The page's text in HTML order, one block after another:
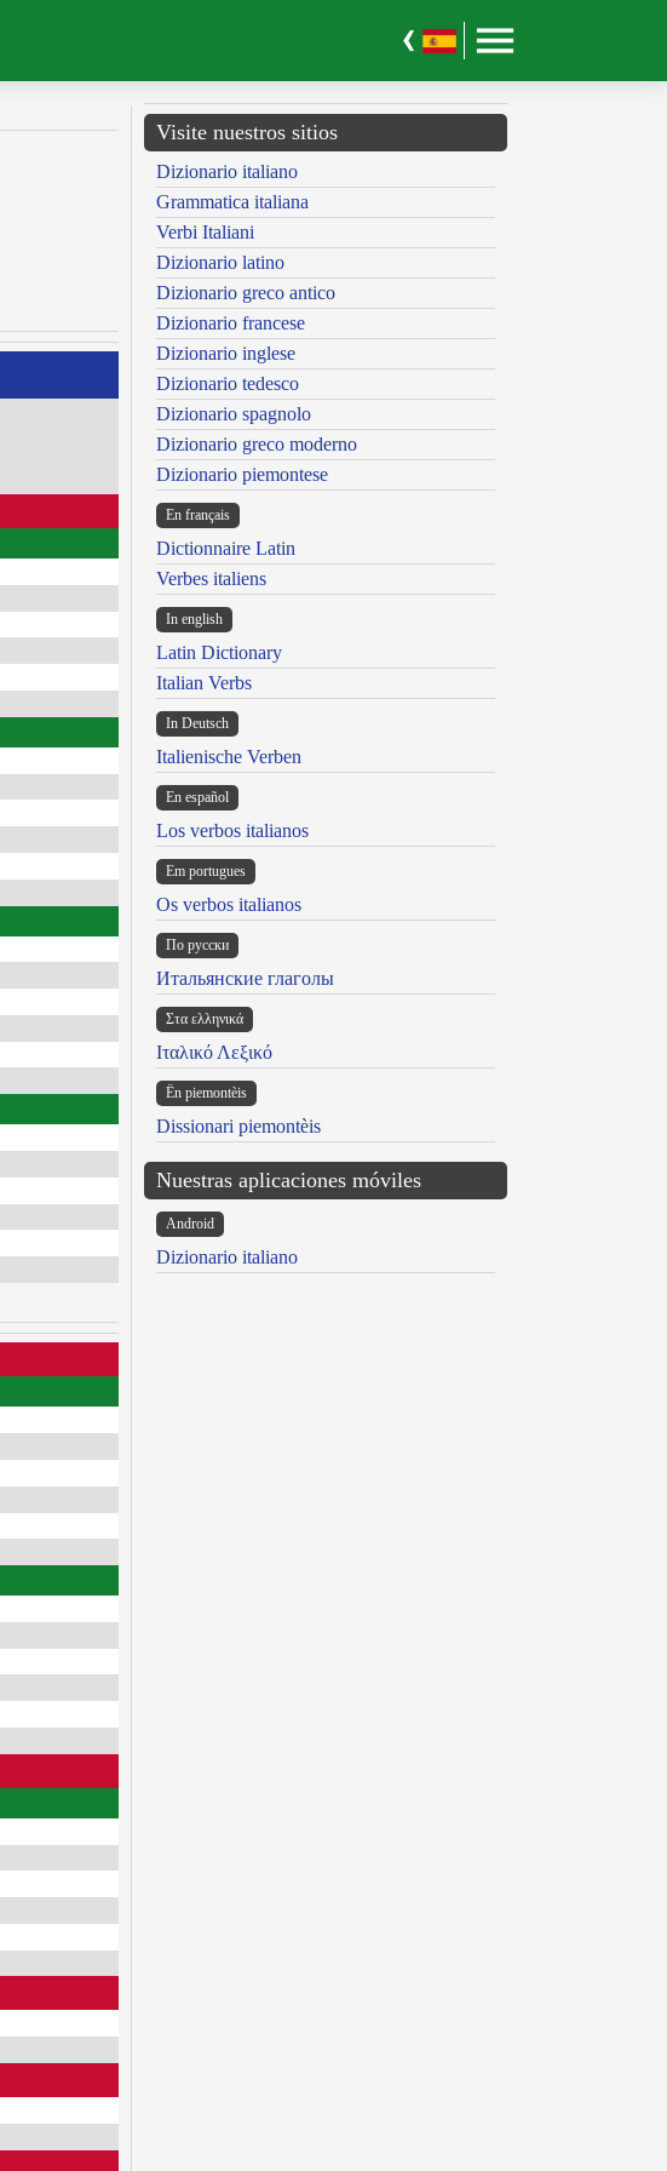
Visite nuestros sitios
Dizionario italiano
Grammatica italiana
Verbi Italiani
Dizionario latino
Dizionario greco antico
Dizionario francese
Dizionario inglese
Dizionario tedesco
Dizionario spagnolo
Dizionario greco moderno
Dizionario piemontese
En français
Dictionnaire Latin
Verbes italiens
In english
Latin Dictionary
Italian Verbs
In Deutsch
Italienische Verben
En español
Los verbos italianos
Em portugues
Os verbos italianos
По русски
Итальянские глаголы
Στα ελληνικά
Ιταλικό Λεξικό
Ën piemontèis
Dissionari piemontèis
Nuestras aplicaciones móviles
Android
Dizionario italiano